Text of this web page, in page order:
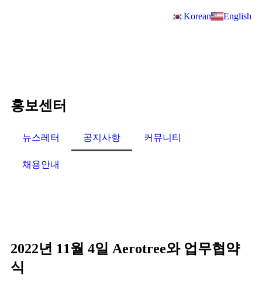
Korean English
홍보센터
뉴스레터 공지사항 커뮤니티
채용안내
2022년 11월 4일 Aerotree와 업무협약
식